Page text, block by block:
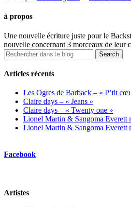
à propos
Une nouvelle écriture juste pour le
nouvelle concernant 3 morceaux de leur
Articles récents
Les Ogres de Barback – « P’tit
Claire days – « Jeans »
Claire days – « Twenty one »
Lionel Martin & Sangoma Everett
Lionel Martin & Sangoma Everett
Facebook
Artistes